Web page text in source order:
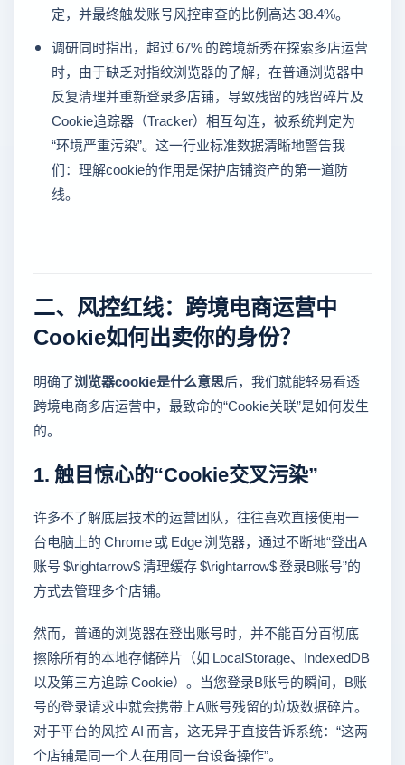
定，并最终触发账号风控审查的比例高达 38.4%。
调研同时指出，超过 67% 的跨境新秀在探索多店运营
时，由于缺乏对指纹浏览器的了解，在普通浏览器中
反复清理并重新登录多店铺，导致残留的残留碎片及
Cookie追踪器（Tracker）相互勾连，被系统判定为
“环境严重污染”。这一行业标准数据清晰地警告我
们：理解cookie的作用是保护店铺资产的第一道防
线。
二、风控红线：跨境电商运营中
Cookie如何出卖你的身份？
明确了浏览器cookie是什么意思后，我们就能轻易看透
跨境电商多店运营中，最致命的“Cookie关联”是如何发生
的。
1. 触目惊心的“Cookie交叉污染”
许多不了解底层技术的运营团队，往往喜欢直接使用一
台电脑上的 Chrome 或 Edge 浏览器，通过不断地“登出A
账号 $\rightarrow$ 清理缓存 $\rightarrow$ 登录B账号”的
方式去管理多个店铺。
然而，普通的浏览器在登出账号时，并不能百分百彻底
擦除所有的本地存储碎片（如 LocalStorage、IndexedDB
以及第三方追踪 Cookie）。当您登录B账号的瞬间，B账
号的登录请求中就会携带上A账号残留的垃圾数据碎片。
对于平台的风控 AI 而言，这无异于直接告诉系统：“这两
个店铺是同一个人在用同一台设备操作”。